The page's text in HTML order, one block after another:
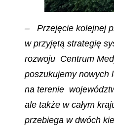
– Przejęcie kolejnej
w przyjętą strategię
rozwoju Centrum
poszukujemy nowych
na terenie
ale także w całym
przebiega w dwóch